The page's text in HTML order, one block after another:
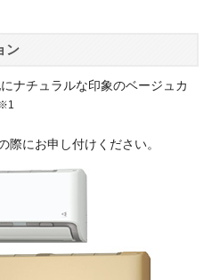
ン
ナチュラルな印象のベージュカ
際にお申し付けください。